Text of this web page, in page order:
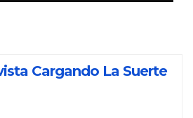
Cargando La Suerte